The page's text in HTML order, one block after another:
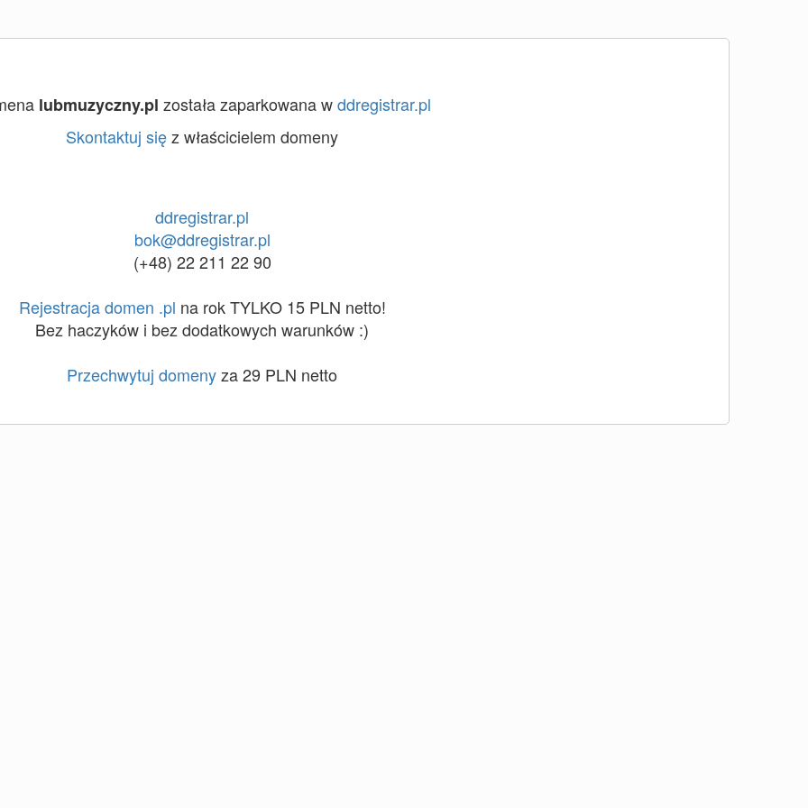
lubmuzyczny.pl została zaparkowana wddregistrar.pl
Skontaktuj sięz właścicielem domeny
ddregistrar.pl
bok@ddregistrar.pl
(+48) 22 211 22 90
Rejestracja domen .pl na rok TYLKO 15 PLN netto!
Bez haczyków i bez dodatkowych warunków :)
Przechwytuj domenyza 29 PLN netto